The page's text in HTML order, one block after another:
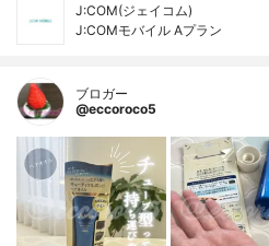
J:COM(ジェイコム)
J:COMモバイル Aプラン
ブロガー
@eccoroco5